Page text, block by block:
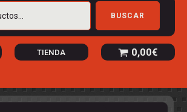
BUSCAR
TIENDA 0,00€